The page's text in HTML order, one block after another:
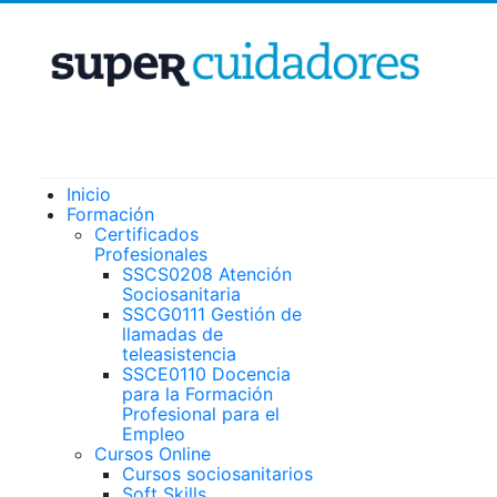
Inicio
Formación
Certificados
Profesionales
SSCS0208 Atención
Sociosanitaria
SSCG0111 Gestión de
llamadas de
teleasistencia
SSCE0110 Docencia
para la Formación
Profesional para el
Empleo
Cursos Online
Cursos sociosanitarios